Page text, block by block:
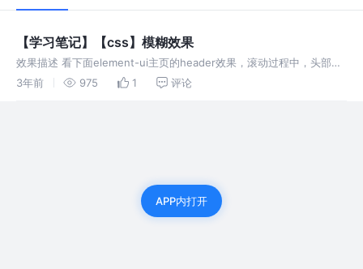
【学习笔记】【css】模糊效果
效果描述 看下面element-ui主页的header效果，滚动过程中，头部导
航栏是个模糊的效果； 实现代码 通过设置头部header的background-
3年前 975 1 评论
APP内打开